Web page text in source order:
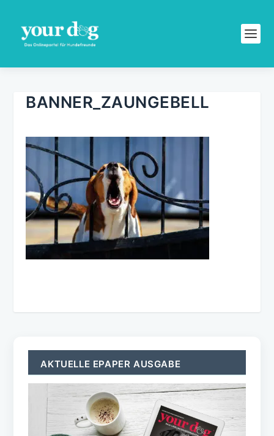
BANNER_ZAUNGEBELL
AKTUELLE EPAPER AUSGABE